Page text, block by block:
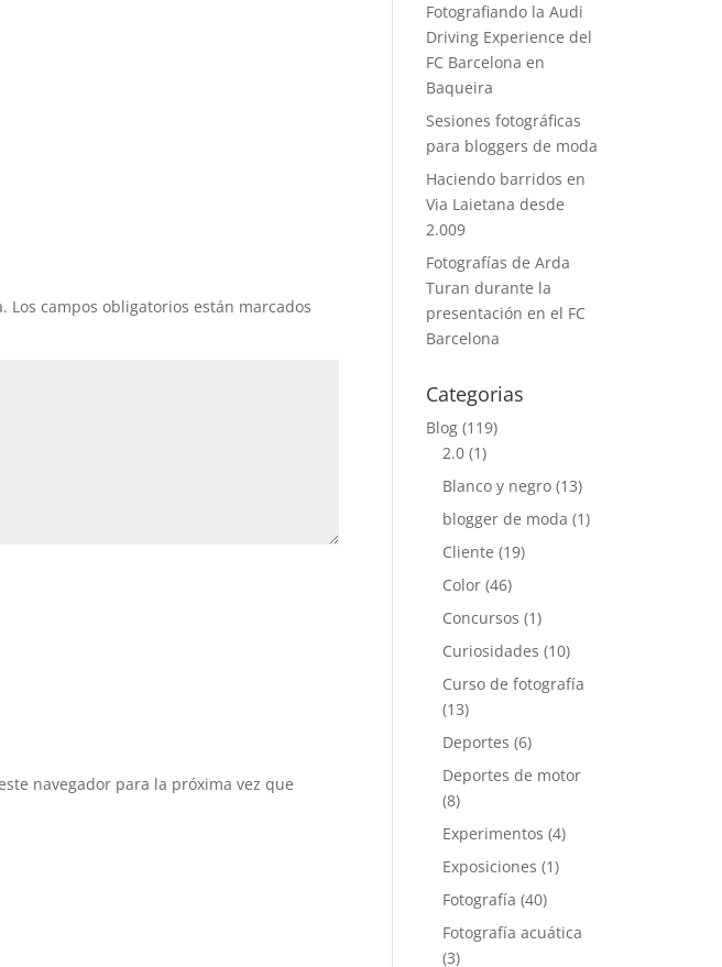
Los campos obligatorios están marcados
navegador para la próxima vez que
Fotografiando la Audi
Driving Experience del
FC Barcelona en
Baqueira
Sesiones fotográficas
para bloggers de moda
Haciendo barridos en
Via Laietana desde
2.009
Fotografías de Arda
Turan durante la
presentación en el FC
Barcelona
Categorias
Blog (119)
2.0 (1)
Blanco y negro (13)
blogger de moda (1)
Cliente (19)
Color (46)
Concursos (1)
Curiosidades (10)
Curso de fotografía
(13)
Deportes (6)
Deportes de motor
(8)
Experimentos (4)
Exposiciones (1)
Fotografía (40)
Fotografía acuática
(3)